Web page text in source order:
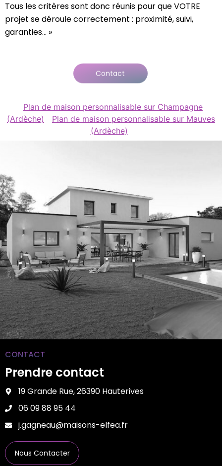
Tous les critères sont donc réunis pour que VOTRE
projet se déroule correctement : proximité, suivi,
garanties… »
Contact
Plan de maison personnalisable sur Champagne
(Ardèche)
Plan de maison personnalisable sur Mauves
(Ardèche)
CONTACT
Prendre contact
19 Grande Rue, 26390 Hauterives
06 09 88 95 44
j.gagneau@maisons-elfea.fr
Nous Contacter